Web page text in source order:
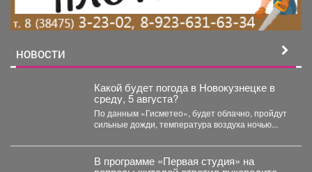
НОВОСТИ
Какой будет погода в Новокузнецке в
среду, 5 августа?
По данным «Гисметео», будет облачно, пройдут
сильные дожди, температура воздуха ночью...
В программе «Первая студия» на